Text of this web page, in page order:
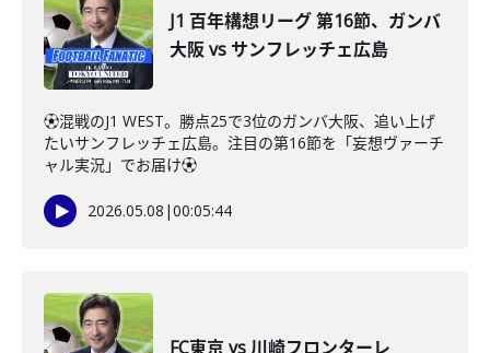
J1 百年構想リーグ 第16節、ガンバ
大阪 vs サンフレッチェ広島
⚽️混戦のJ1 WEST。勝点25で3位のガンバ大阪、追い上げ
たいサンフレッチェ広島。注目の第16節を「妄想ヴァーチ
ャル実況」でお届け⚽️
2026.05.08 |00:05:44
FC東京 vs 川崎フロンターレ